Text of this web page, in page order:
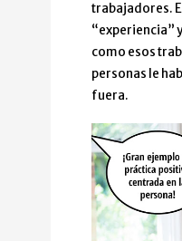
trabajadores.
“experiencia”
como esos
personas le
fuera.